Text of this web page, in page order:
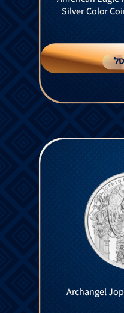
Silver Color
Archangel